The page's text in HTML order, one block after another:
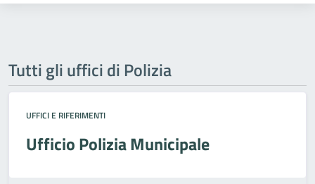
Tutti gli uffici di Polizia
UFFICI E RIFERIMENTI
Ufficio Polizia Municipale